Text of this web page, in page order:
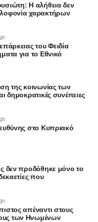
Η αλήθεια δεν
χαρακτήρων
του Φειδία
για το Εθνικό
της κοινωνίας των
δημοκρατικές συνέπειες
στο Κυπριακό
δεν προδόθηκε μόνο το
που
απέναντι στους
των Ηνωμένων